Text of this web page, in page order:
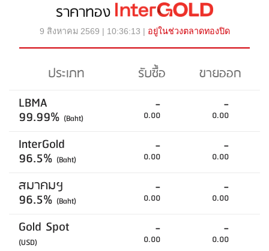
ราคาทอง
9 สิงหาคม 2569 | 10:36:13 | อยู่ในช่วงตลาดทองปิด
ประเภท รับซื้อ
ขายออก
LBMA
99.99% (Baht)
-
0.00
-
0.00
InterGold
96.5% (Baht)
-
0.00
-
0.00
สมาคมฯ
96.5% (Baht)
-
0.00
-
0.00
Gold Spot
(USD)
-
0.00
-
0.00